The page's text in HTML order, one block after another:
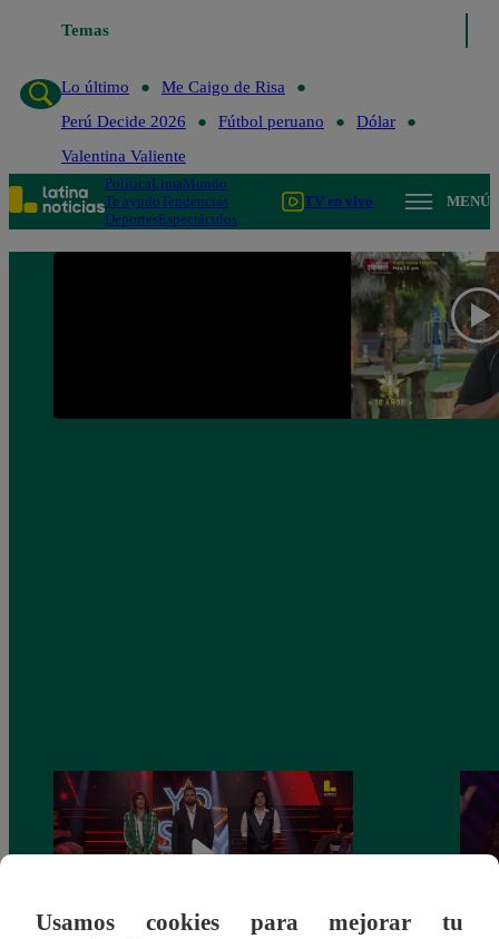
Temas
Lo último
Me Caigo de Risa
Perú Decide 2026
Fútbol peruano
Dólar
Valentina Valiente
PolíticaLimaMundo
Te ayudoTendencias
DeportesEspectáculos
TV en vivo MENÚ
Usamos cookies para mejorar tu